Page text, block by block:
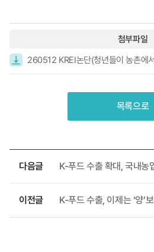
첨부파일
260512 KREI논단(청년들이 농촌에
목록으로
다음글 K-푸드 수출 확대, 국내농
이전글 K-푸드 수출, 이제는 ‘양’